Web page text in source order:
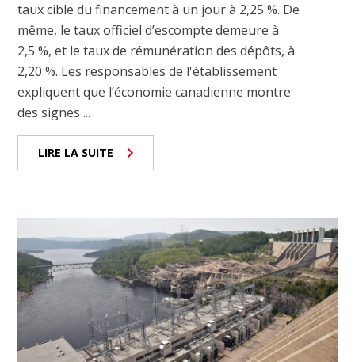
taux cible du financement à un jour à 2,25 %. De
même, le taux officiel d’escompte demeure à
2,5 %, et le taux de rémunération des dépôts, à
2,20 %. Les responsables de l'établissement
expliquent que l’économie canadienne montre
des signes ...
LIRE LA SUITE